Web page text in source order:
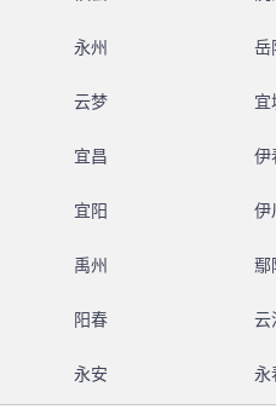
永州 岳
云梦 宜
宜昌 伊
宜阳 伊
禹州 鄢
阳春 云
永安 永